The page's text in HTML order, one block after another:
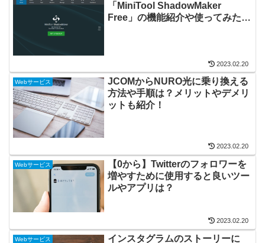
「MiniTool ShadowMaker
Free」の機能紹介や使ってみた感
2023.02.20
Webサービス
JCOMからNURO光に乗り換える
方法や手順は？メリットやデメリ
ットも紹介！
2023.02.20
Webサービス
【0から】Twitterのフォロワーを
増やすために使用すると良いツー
ルやアプリは？
2023.02.20
Webサービス
インスタグラムのストーリーに